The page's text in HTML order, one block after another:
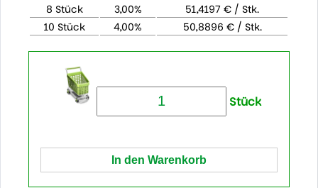
8 Stück
3,00%
51,4197 € / Stk.
10 Stück
4,00% 50,8896 € / Stk.
Stück